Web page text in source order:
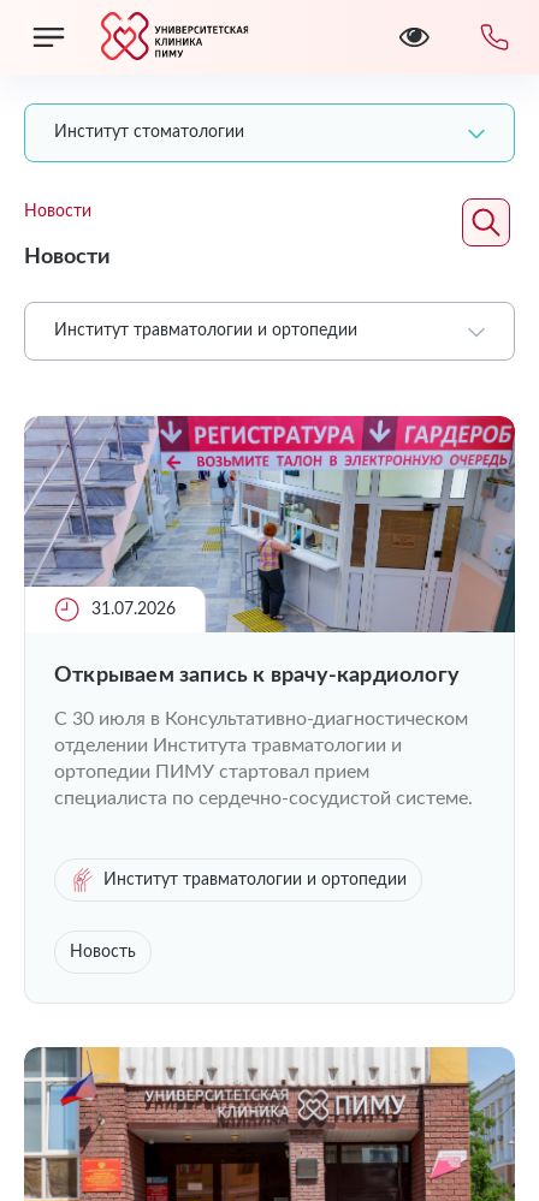
Институт стоматологии
Новости
Новости
Институт травматологии и ортопедии
31.07.2026
Открываем запись к врачу-кардиологу
C 30 июля в Консультативно-диагностическом
отделении Института травматологии и
ортопедии ПИМУ стартовал прием
специалиста по сердечно-сосудистой системе.
Институт травматологии и ортопедии
Новость